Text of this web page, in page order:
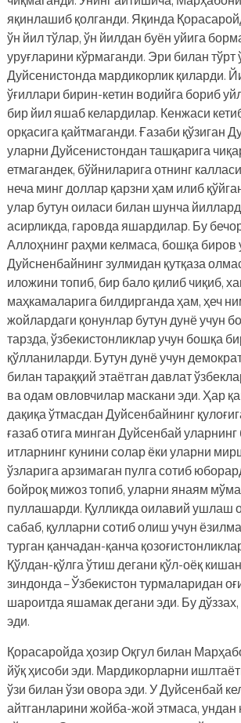
яқинлашиб қолганди. Яқинда
ўн йил тўлар, ўн йилдан буён уйига
уруғларини кўрмаганди. Эри билан тўрт
Дуйсенистонда мардикорлик қиларди.
ўғиллари бирин-кетин водийга бориб
бир йил яшаб келардилар. Кенжаси
орқасига қайтмаганди. Ғазаби қўзиган
уларни Дуйсенистондан ташқарига
етмагандек, бўйниларига отнинг
неча минг доллар қарзни ҳам илиб
улар бутун оиласи билан шунча
асирликда, гаровда яшардилар. Бу
Аллоҳнинг раҳми келмаса, бошқа биров
Дуйсненбайнинг зулмидан қутқаза
иложини топиб, бир бало қилиб чиқиб,
маҳкамаларига билдирганда ҳам, ҳеч
жойлардаги қонунлар бутун дунё учун
тарзда, ўзбекистонликлар учун бошқа
қўлланиларди. Бутун дунё учун
билан тараққий этаётган давлат
ва одам овловчилар маскани эди. Ҳар
дақиқа ўтмасдан Дуйсенбайнинг
ғазаб отига минган Дуйсенбай
итларнинг кунини солар ёки уларни
ўзларига арзимаган пулга сотиб
бойроқ мижоз топиб, уларни янаям
пуллашарди. Қулликда оилавий ушлаш
сабаб, қулларни сотиб олиш учун
турган қанчадан-қанча
Қўлдан-қўлга ўтиш дегани қўл-оёқ
зиндонда – Ўзбекистон турмаларидан
шароитда яшамак дегани эди. Бу
эди.
Қорасаройда ҳозир Оқгул билан
йўқ ҳисоби эди. Мардикорларни
ўзи билан ўзи овора эди. У Дуйсенбай
айтганларини жойба-жой этмаса, ундан